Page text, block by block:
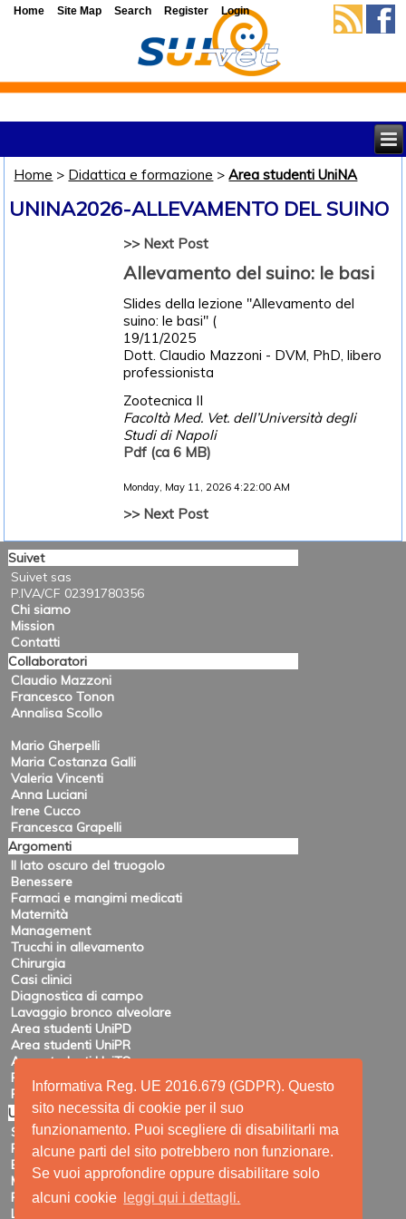
Informativa Reg. UE 2016.679 (GDPR). Questo
sito necessita di cookie per il suo
funzionamento. Puoi scegliere di disabilitarli ma
alcune parti del sito potrebbero non funzionare.
Se vuoi approfondire oppure disabilitare solo
alcuni cookie
leggi qui i dettagli.
Home > Didattica e formazione >Area studenti UniNA
UNINA2026-ALLEVAMENTO DEL SUINO
>> Next Post
Allevamento del suino: le basi
Slides della lezione "Allevamento del
suino: le basi" (
19/11/2025
Dott. Claudio Mazzoni - DVM, PhD, libero
professionista
Zootecnica II
Facoltà Med. Vet. dell’Università degli
Studi di Napoli
Pdf (ca 6 MB)
Monday, May 11, 2026 4:22:00 AM
>> Next Post
Suivet
Suivet sas
P.IVA/CF 02391780356
Chi siamo
Mission
Contatti
Collaboratori
Claudio Mazzoni
Francesco Tonon
Annalisa Scollo
Mario Gherpelli
Maria Costanza Galli
Valeria Vincenti
Anna Luciani
Irene Cucco
Francesca Grapelli
Argomenti
Il lato oscuro del truogolo
Benessere
Farmaci e mangimi medicati
Maternità
Management
Trucchi in allevamento
Chirurgia
Casi clinici
Diagnostica di campo
Lavaggio bronco alveolare
Area studenti UniPD
Area studenti UniPR
Area studenti UniTO
Recensioni di eventi
Pubblicazioni e ricerca
Utility
Siti amici
Ricerca
Elenco feed
Mappa del sito
Registrazione
Login
Home Site Map Search Register Login